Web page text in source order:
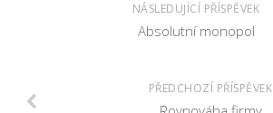
NÁSLEDUJÍCÍ PŘÍSPĚVEK
Absolutní monopol
PŘEDCHOZÍ PŘÍSPĚVEK